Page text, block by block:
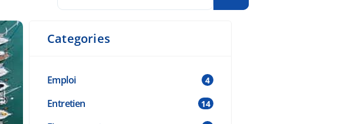
Categories
Emploi 4
Entretien 14